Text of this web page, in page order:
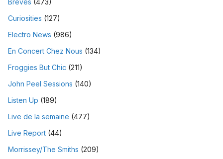
Brèves (473)
Curiosities (127)
Electro News (986)
En Concert Chez Nous (134)
Froggies But Chic (211)
John Peel Sessions (140)
Listen Up (189)
Live de la semaine (477)
Live Report (44)
Morrissey/The Smiths (209)